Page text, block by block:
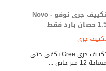
تكييف جرى نوفو - Novo
بارد فقط
جري
تكييف جرى Gree يكفى حتى
مساحة 12 متر خاص ...